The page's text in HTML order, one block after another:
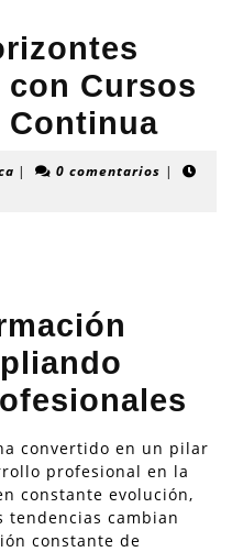
Cursos
Continua
d-| 0 comentarios |
convertido en un pilar
profesional en la
constante evolución,
tendencias cambian
constante de